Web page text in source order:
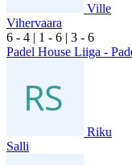
Ville
Vihervaara
6 - 4 | 1 - 6 | 3 - 6
Padel House Liiga -
Riku
Salli